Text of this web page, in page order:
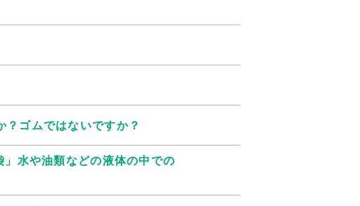
？ゴムではないですか？
」水や油類などの液体の中での